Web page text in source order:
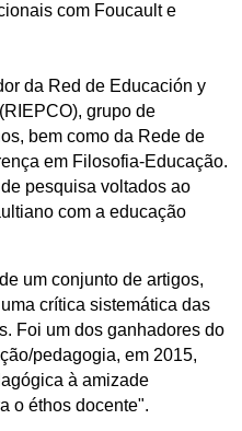
com Foucault e
da Red de Educación y
grupo de
bem como da Rede de
em Filosofia-Educação.
pesquisa voltados ao
com a educação
um conjunto de artigos,
crítica sistemática das
Foi um dos ganhadores do
pedagogia, em 2015,
à amizade
o éthos docente".